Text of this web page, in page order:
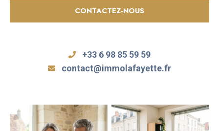
CONTACTEZ-NOUS
+33 6 98 85 59 59
contact@immolafayette.fr